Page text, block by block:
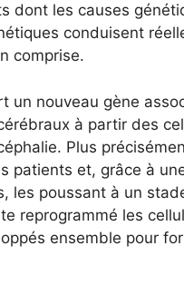
dont les causes
conduisent
comprise.
un nouveau gène
à partir des
Plus
patients et, grâce à
les poussant à un
reprogrammé les
ensemble pour